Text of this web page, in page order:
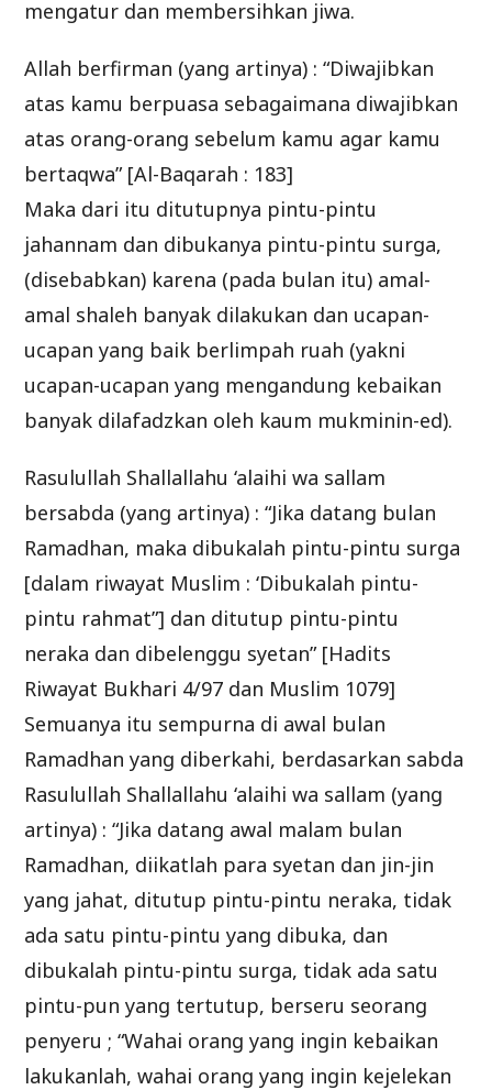
mengatur dan membersihkan jiwa.
Allah berfirman (yang artinya) : “Diwajibkan
atas kamu berpuasa sebagaimana diwajibkan
atas orang-orang sebelum kamu agar kamu
bertaqwa” [Al-Baqarah : 183]
Maka dari itu ditutupnya pintu-pintu
jahannam dan dibukanya pintu-pintu surga,
(disebabkan) karena (pada bulan itu) amal-
amal shaleh banyak dilakukan dan ucapan-
ucapan yang baik berlimpah ruah (yakni
ucapan-ucapan yang mengandung kebaikan
banyak dilafadzkan oleh kaum mukminin-ed).
Rasulullah Shallallahu ‘alaihi wa sallam
bersabda (yang artinya) : “Jika datang bulan
Ramadhan, maka dibukalah pintu-pintu surga
[dalam riwayat Muslim : ‘Dibukalah pintu-
pintu rahmat”] dan ditutup pintu-pintu
neraka dan dibelenggu syetan” [Hadits
Riwayat Bukhari 4/97 dan Muslim 1079]
Semuanya itu sempurna di awal bulan
Ramadhan yang diberkahi, berdasarkan sabda
Rasulullah Shallallahu ‘alaihi wa sallam (yang
artinya) : “Jika datang awal malam bulan
Ramadhan, diikatlah para syetan dan jin-jin
yang jahat, ditutup pintu-pintu neraka, tidak
ada satu pintu-pintu yang dibuka, dan
dibukalah pintu-pintu surga, tidak ada satu
pintu-pun yang tertutup, berseru seorang
penyeru ; “Wahai orang yang ingin kebaikan
lakukanlah, wahai orang yang ingin kejelekan